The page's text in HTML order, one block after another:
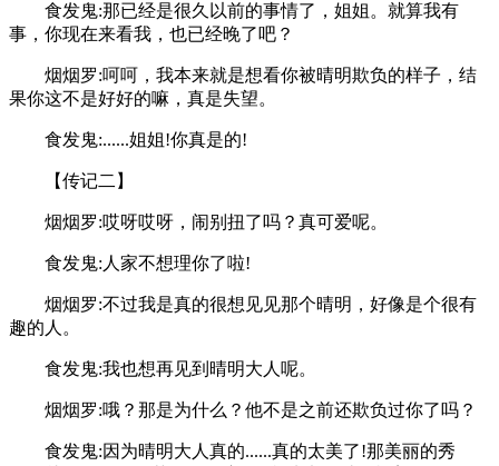
食发鬼:那已经是很久以前的事情了，姐姐。就算我有
事，你现在来看我，也已经晚了吧？
烟烟罗:呵呵，我本来就是想看你被晴明欺负的样子，结
果你这不是好好的嘛，真是失望。
食发鬼:......姐姐!你真是的!
【传记二】
烟烟罗:哎呀哎呀，闹别扭了吗？真可爱呢。
食发鬼:人家不想理你了啦!
烟烟罗:不过我是真的很想见见那个晴明，好像是个很有
趣的人。
食发鬼:我也想再见到晴明大人呢。
烟烟罗:哦？那是为什么？他不是之前还欺负过你了吗？
食发鬼:因为晴明大人真的......真的太美了!那美丽的秀